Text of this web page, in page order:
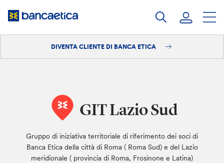
DIVENTA CLIENTE DI BANCA ETICA
GIT Lazio Sud
Gruppo di iniziativa territoriale di riferimento dei soci di
Banca Etica della città di Roma ( Roma Sud) e del Lazio
meridionale ( provincia di Roma, Frosinone e Latina)